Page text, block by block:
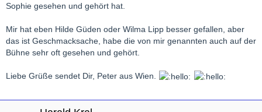
Sophie gesehen und gehört hat.
Mir hat eben Hilde Güden oder Wilma Lipp besser gefallen, aber
das ist Geschmacksache, habe die von mir genannten auch auf der
Bühne sehr oft gesehen und gehört.
Liebe Grüße sendet Dir, Peter aus Wien.